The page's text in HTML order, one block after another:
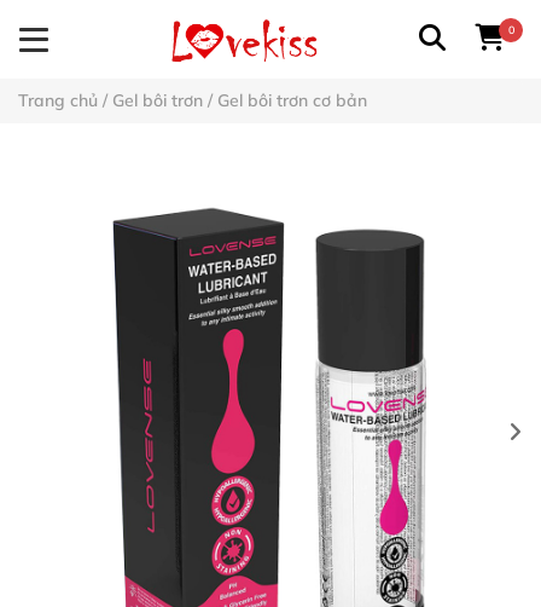
0
Trang chủ / Gel bôi trơn / Gel bôi trơn cơ bản